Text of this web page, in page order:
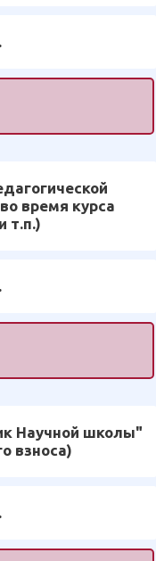
время курса
т.п.)
Научной школы"
взноса)